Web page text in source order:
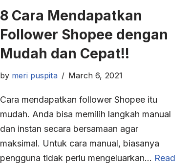
8 Cara Mendapatkan
Follower Shopee dengan
Mudah dan Cepat!!
by meri puspita March 6, 2021
Cara mendapatkan follower Shopee itu
mudah. Anda bisa memilih langkah manual
dan instan secara bersamaan agar
maksimal. Untuk cara manual, biasanya
pengguna tidak perlu mengeluarkan… Read